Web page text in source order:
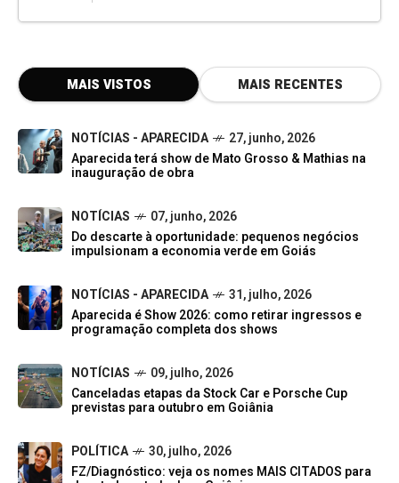
MAIS VISTOS MAIS RECENTES
NOTÍCIAS - APARECIDA
27, junho, 2026
Aparecida terá show de Mato Grosso & Mathias na
inauguração de obra
NOTÍCIAS
07, junho, 2026
Do descarte à oportunidade: pequenos negócios
impulsionam a economia verde em Goiás
NOTÍCIAS - APARECIDA
31, julho, 2026
Aparecida é Show 2026: como retirar ingressos e
programação completa dos shows
NOTÍCIAS
09, julho, 2026
Canceladas etapas da Stock Car e Porsche Cup
previstas para outubro em Goiânia
POLÍTICA
30, julho, 2026
FZ/Diagnóstico: veja os nomes MAIS CITADOS para